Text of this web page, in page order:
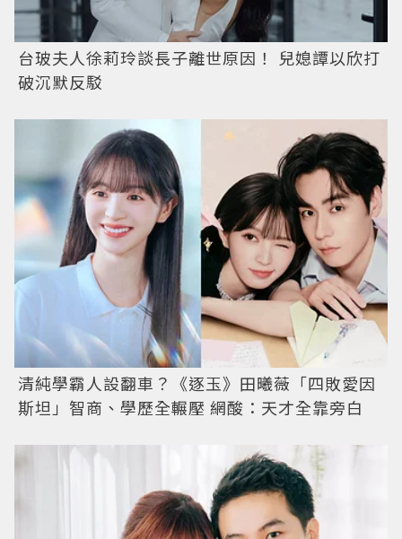
台玻夫人徐莉玲談長子離世原因！ 兒媳譚以欣打
破沉默反駁
清純學霸人設翻車？《逐玉》田曦薇「四敗愛因
斯坦」智商、學歷全輾壓 網酸：天才全靠旁白